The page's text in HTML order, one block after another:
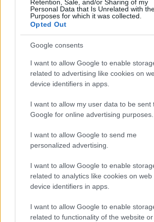
Retention, Sale, and/or Sharing of my
Personal Data that Is Unrelated with
Purposes for which it was collected.
Opted Out
Google consents
I want to allow Google to enable
related to advertising like cookies on
device identifiers in apps.
I want to allow my user data to be sent
Google for online advertising purposes.
I want to allow Google to send me
personalized advertising.
I want to allow Google to enable
related to analytics like cookies on web
device identifiers in apps.
I want to allow Google to enable
related to functionality of the website or
Alexandra Pódium
szinhazhu•2007. január 04.
Január 7-én vasárnap 17 órától - a
keretében - Pelsõczy Réka -
a Színmûvészeti Fõiskolán és a
társulatának tagja lett. Korábban a